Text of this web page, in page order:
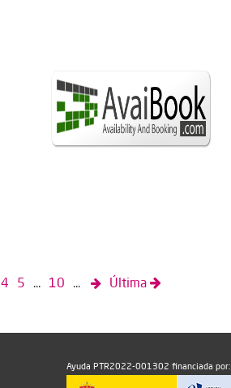
4 5 ... 10 ... Última
Ayuda PTR2022-001302 financiada por: